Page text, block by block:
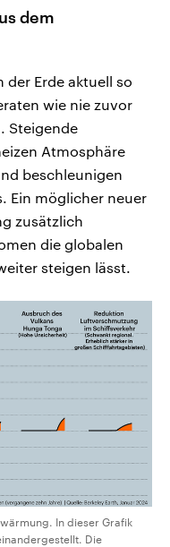
dem
der Erde aktuell so
wie nie zuvor
Steigende
Atmosphäre
beschleunigen
Ein möglicher neuer
zusätzlich
die globalen
steigen lässt.
In dieser Grafik
Die